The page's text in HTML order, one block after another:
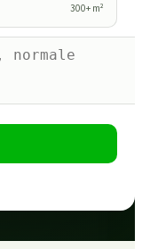
300+ m²